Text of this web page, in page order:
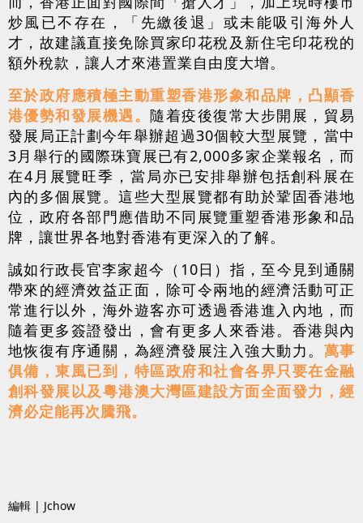
炒風已不存在，「先繳後退」或未能吸引海外人
才，故建議直接免除買家印花稅及新住宅印花稅的
額外稅款，讓人才來港置業自由度大增。
至於政府應積極主動重塑香港形象和品牌，凸顯香
港優勢和發展機遇。隨着疫後復常大步開展，貿易
發展局正計劃今年舉辦超過30個較大型展覽，當中
3月舉行的國際珠寶展已有2,000多家企業報名，而
在4月展覽旺季，當局亦已安排舉辦包括創科展在
內的多個展覽。這些大型展覽都有助於鞏固香港地
位，政府各部門應借助不同展覽重塑香港形象和品
牌，讓世界各地對香港有更深入的了解。
誠如行政長官李家超今（10日）指，至今見到通關
帶來的經濟效益正面，除可令兩地的經濟活動可正
常進行以外，海外遊客亦可透過香港進入內地，而
隨着更多簽證發出，會有更多人來香港。香港與內
地恢復有序通關，為經濟發展注入強大動力。 萬事
俱備，東風已到，特區政府和社會各界只要在金融
創科發展以及粵港澳大灣區建設方面全面發力，經
濟必定能再次騰飛。
編輯 | Jchow